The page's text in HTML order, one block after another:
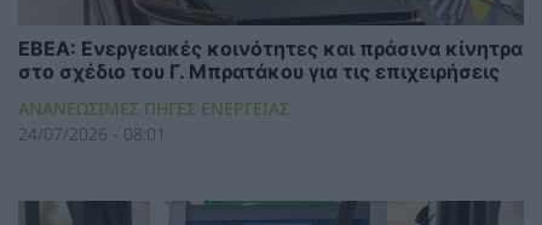
ΕΒΕΑ: Ενεργειακές κοινότητες και πράσινα κίνητρα
στο σχέδιο του Γ. Μπρατάκου για τις επιχειρήσεις
ΑΝΑΝΕΩΣΙΜΕΣ ΠΗΓΕΣ ΕΝΕΡΓΕΙΑΣ
24/07/2026 - 08:01